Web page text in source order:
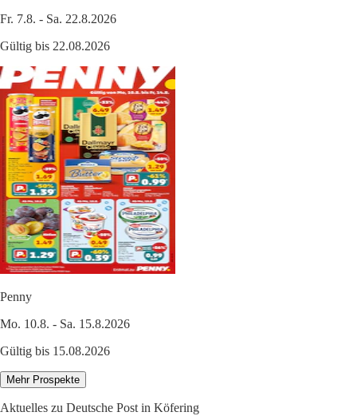
Fr. 7.8. - Sa. 22.8.2026
Gültig bis 22.08.2026
Penny
Mo. 10.8. - Sa. 15.8.2026
Gültig bis 15.08.2026
Mehr Prospekte
Aktuelles zu Deutsche Post in Köfering